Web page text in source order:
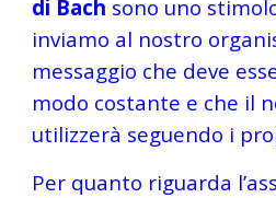
di Bach sono uno
inviamo al nostro
messaggio che deve
modo costante e che il
utilizzerà seguendo i
Per quanto riguarda